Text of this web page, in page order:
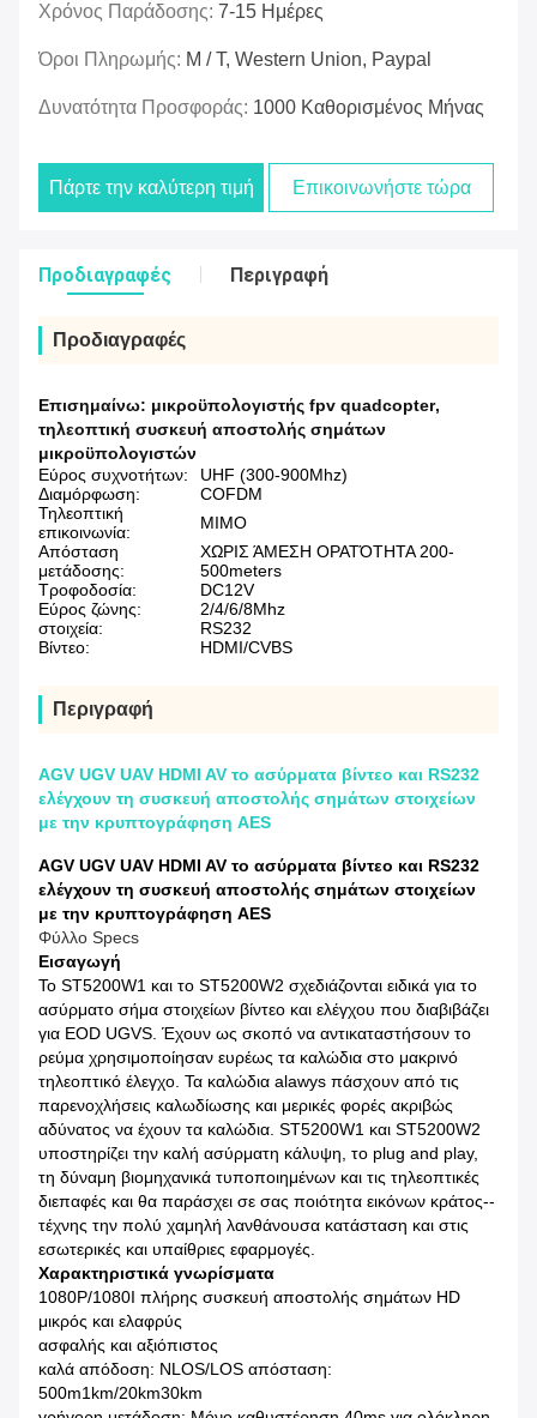
Χρόνος Παράδοσης: 7-15 Ημέρες
Όροι Πληρωμής: Μ / Τ, Western Union, Paypal
Δυνατότητα Προσφοράς: 1000 Καθορισμένος Μήνας
Πάρτε την καλύτερη τιμή Επικοινωνήστε τώρα
Προδιαγραφές Περιγραφή
Προδιαγραφές
Επισημαίνω: μικροϋπολογιστής fpv quadcopter,
τηλεοπτική συσκευή αποστολής σημάτων
μικροϋπολογιστών
Εύρος συχνοτήτων:
UHF (300-900Mhz)
Διαμόρφωση:
COFDM
Τηλεοπτική
επικοινωνία:
MIMO
Απόσταση
μετάδοσης:
ΧΩΡΙΣ ΆΜΕΣΗ ΟΡΑΤΌΤΗΤΑ 200-
500meters
Τροφοδοσία:
DC12V
Εύρος ζώνης:
2/4/6/8Mhz
στοιχεία:
RS232
Βίντεο:
HDMI/CVBS
Περιγραφή
AGV UGV UAV HDMI AV το ασύρματα βίντεο και RS232
ελέγχουν τη συσκευή αποστολής σημάτων στοιχείων
με την κρυπτογράφηση AES
AGV UGV UAV HDMI AV το ασύρματα βίντεο και RS232
ελέγχουν τη συσκευή αποστολής σημάτων στοιχείων
με την κρυπτογράφηση AES
Φύλλο Specs
Εισαγωγή
Το ST5200W1 και το ST5200W2 σχεδιάζονται ειδικά για το
ασύρματο σήμα στοιχείων βίντεο και ελέγχου που διαβιβάζει
για EOD UGVS. Έχουν ως σκοπό να αντικαταστήσουν το
ρεύμα χρησιμοποίησαν ευρέως τα καλώδια στο μακρινό
τηλεοπτικό έλεγχο. Τα καλώδια alawys πάσχουν από τις
παρενοχλήσεις καλωδίωσης και μερικές φορές ακριβώς
αδύνατος να έχουν τα καλώδια. ST5200W1 και ST5200W2
υποστηρίζει την καλή ασύρματη κάλυψη, το plug and play,
τη δύναμη βιομηχανικά τυποποιημένων και τις τηλεοπτικές
διεπαφές και θα παράσχει σε σας ποιότητα εικόνων κράτος--
τέχνης την πολύ χαμηλή λανθάνουσα κατάσταση και στις
εσωτερικές και υπαίθριες εφαρμογές.
Χαρακτηριστικά γνωρίσματα
1080P/1080I πλήρης συσκευή αποστολής σημάτων HD
μικρός και ελαφρύς
ασφαλής και αξιόπιστος
καλά απόδοση: NLOS/LOS απόσταση:
500m1km/20km30km